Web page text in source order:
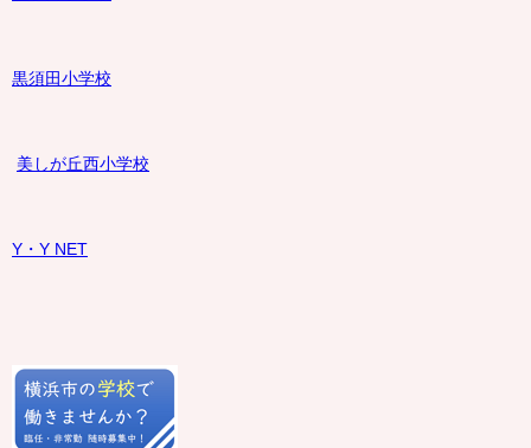
黒須田小学校
美しが丘西小学校
Y・Y NET